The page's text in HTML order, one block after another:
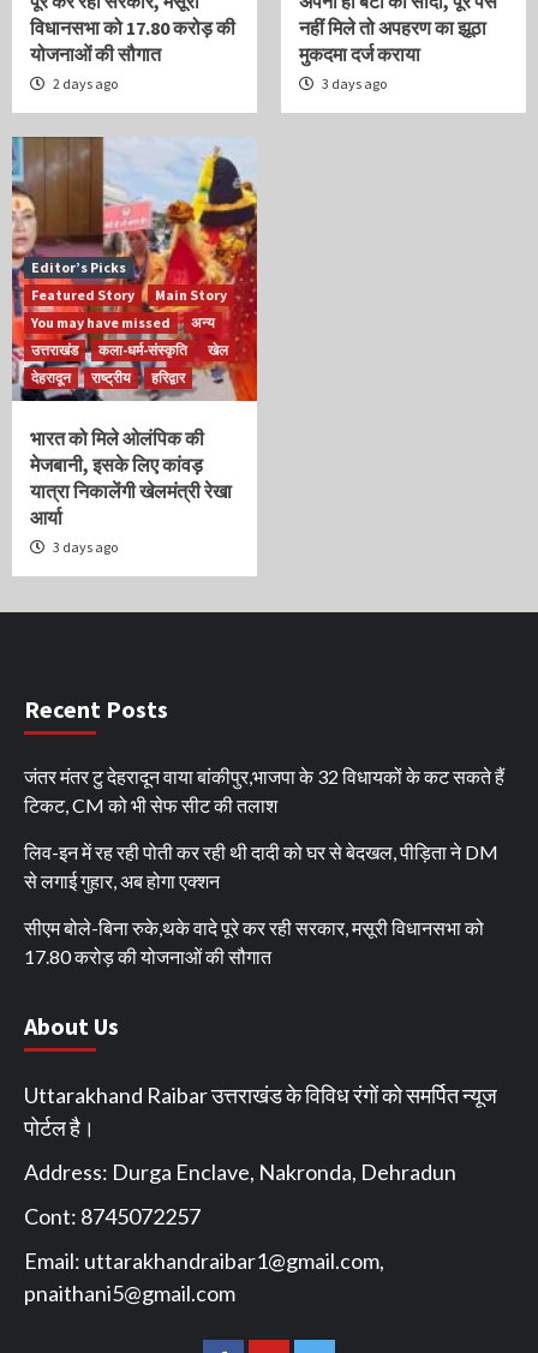
विधानसभा को 17.80 करोड़ की
योजनाओं की सौगात
2 days ago
नहीं मिले तो अपहरण का झूठा
मुकदमा दर्ज कराया
3 days ago
Editor’s Picks
Featured Story
Main Story
You may have missed
अन्य
उत्तराखंड
कला-धर्म-संस्कृति
खेल
देहरादून
राष्ट्रीय हरिद्वार
भारत को मिले ओलंपिक की
मेजबानी, इसके लिए कांवड़
यात्रा निकालेंगी खेलमंत्री रेखा
आर्या
3 days ago
Recent Posts
जंतर मंतर टु देहरादून वाया बांकीपुर,भाजपा के 32 विधायकों के कट सकते हैं
टिकट, CM को भी सेफ सीट की तलाश
लिव-इन में रह रही पोती कर रही थी दादी को घर से बेदखल, पीड़िता ने DM
से लगाई गुहार, अब होगा एक्शन
सीएम बोले-बिना रुके,थके वादे पूरे कर रही सरकार, मसूरी विधानसभा को
17.80 करोड़ की योजनाओं की सौगात
About Us
Uttarakhand Raibar उत्तराखंड के विविध रंगों को समर्पित न्यूज
पोर्टल है।
Address: Durga Enclave, Nakronda, Dehradun
Cont: 8745072257
Email: uttarakhandraibar1@gmail.com,
pnaithani5@gmail.com